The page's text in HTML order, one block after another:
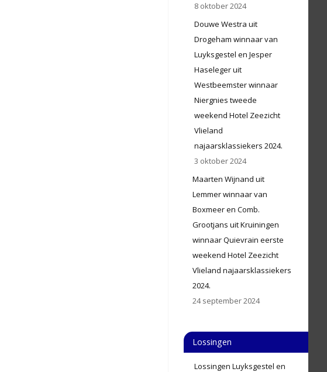
8 oktober 2024
Douwe Westra uit
Drogeham winnaar van
Luyksgestel en Jesper
Haseleger uit
Westbeemster winnaar
Niergnies tweede
weekend Hotel Zeezicht
Vlieland
najaarsklassiekers 2024.
3 oktober 2024
Maarten Wijnand uit
Lemmer winnaar van
Boxmeer en Comb.
Grootjans uit Kruiningen
winnaar Quievrain eerste
weekend Hotel Zeezicht
Vlieland najaarsklassiekers
2024.
24 september 2024
Lossingen
Lossingen Luyksgestel en